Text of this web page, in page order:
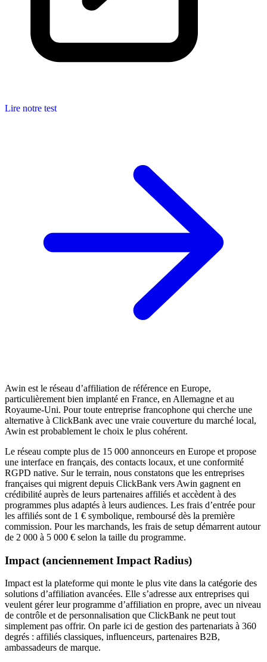
Lire notre test
Awin est le réseau d’affiliation de référence en Europe,
particulièrement bien implanté en France, en Allemagne et au
Royaume-Uni. Pour toute entreprise francophone qui cherche une
alternative à ClickBank avec une vraie couverture du marché local,
Awin est probablement le choix le plus cohérent.
Le réseau compte plus de 15 000 annonceurs en Europe et propose
une interface en français, des contacts locaux, et une conformité
RGPD native. Sur le terrain, nous constatons que les entreprises
françaises qui migrent depuis ClickBank vers Awin gagnent en
crédibilité auprès de leurs partenaires affiliés et accèdent à des
programmes plus adaptés à leurs audiences. Les frais d’entrée pour
les affiliés sont de 1 € symbolique, remboursé dès la première
commission. Pour les marchands, les frais de setup démarrent autour
de 2 000 à 5 000 € selon la taille du programme.
Impact (anciennement Impact Radius)
Impact est la plateforme qui monte le plus vite dans la catégorie des
solutions d’affiliation avancées. Elle s’adresse aux entreprises qui
veulent gérer leur programme d’affiliation en propre, avec un niveau
de contrôle et de personnalisation que ClickBank ne peut tout
simplement pas offrir. On parle ici de gestion des partenariats à 360
degrés : affiliés classiques, influenceurs, partenaires B2B,
ambassadeurs de marque.